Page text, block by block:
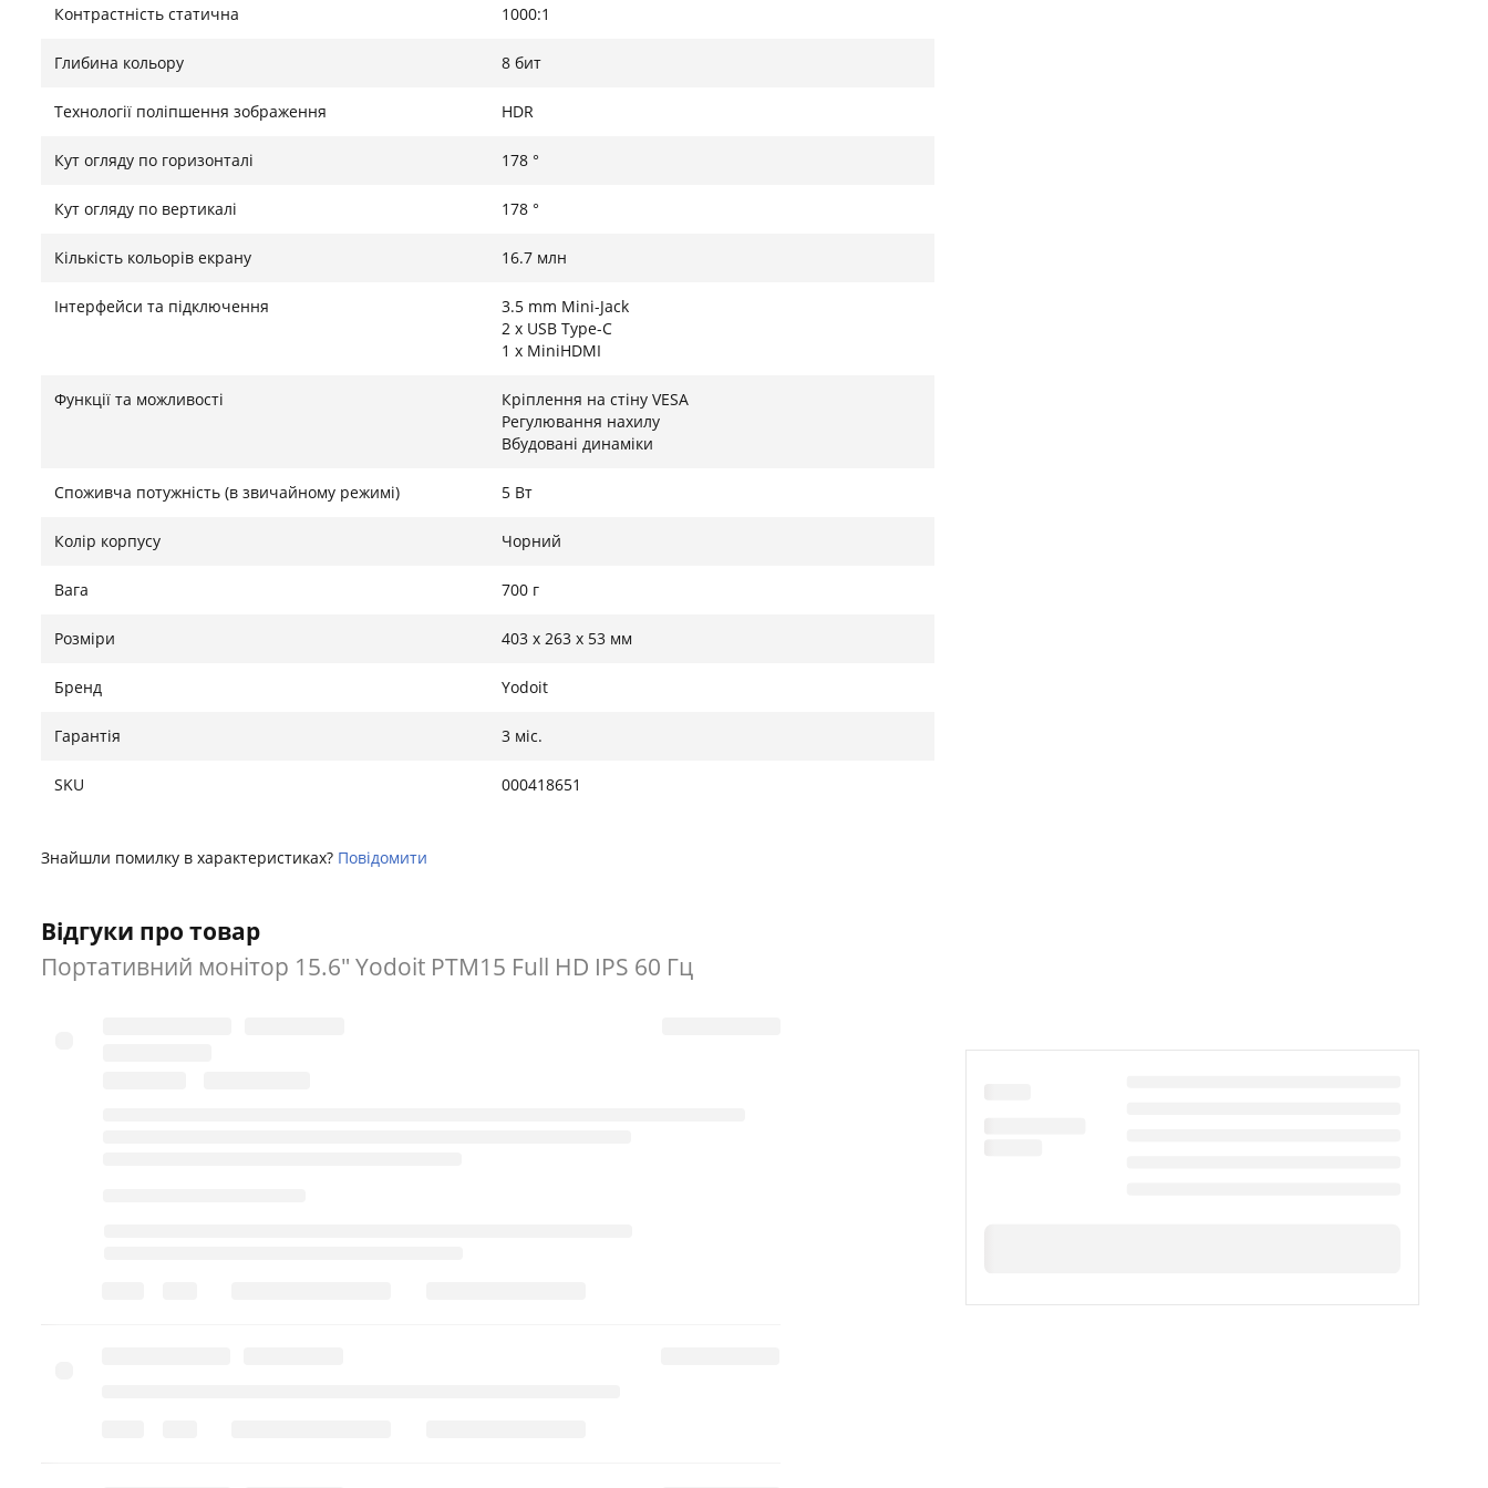
Контрастність статична 1000:1
Глибина кольору 8 бит
Технології поліпшення зображення HDR
Кут огляду по горизонталі 178 °
Кут огляду по вертикалі 178 °
Кількість кольорів екрану 16.7 млн
Інтерфейси та підключення
3.5 mm Mini-Jack
2 x USB Type-C
1 x MiniHDMI
Функції та можливості
Кріплення на стіну VESA
Регулювання нахилу
Вбудовані динаміки
Споживча потужність (в звичайному режимі) 5 Вт
Колір корпусу Чорний
Вага 700 г
Розміри 403 x 263 x 53 мм
Бренд Yodoit
Гарантія 3 міс.
SKU 000418651
Знайшли помилку в характеристиках? Повідомити
Відгуки про товар
Портативний монітор 15.6" Yodoit PTM15 Full HD IPS 60 Гц